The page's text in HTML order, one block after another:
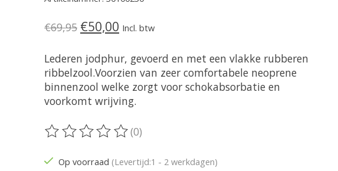
€69,95 €50,00 Incl. btw
Lederen jodphur, gevoerd en met een vlakke rubberen
ribbelzool.Voorzien van zeer comfortabele neoprene
binnenzool welke zorgt voor schokabsorbatie en
voorkomt wrijving.
De beoordeling van dit product is
(0)
Op voorraad (Levertijd:1 - 2 werkdagen)